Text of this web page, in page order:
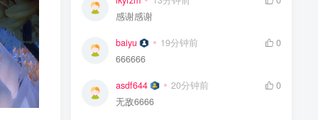
感谢感谢
baiyu 19分钟前
0
666666
asdf644 20分钟前
0
无敌6666